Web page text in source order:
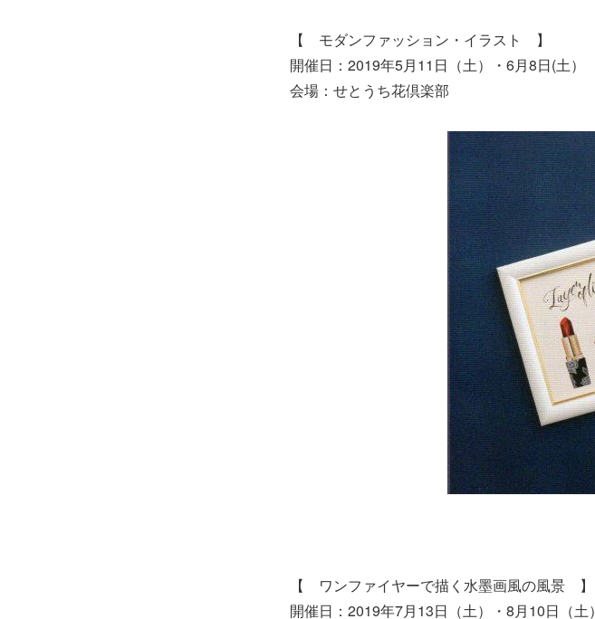
【 モダンファッション・イラスト 】
開催日：2019年5月11日（土）・6月8日(土）
会場：せとうち花倶楽部
【 ワンファイヤーで描く水墨画風の風景 】
開催日：2019年7月13日（土）・8月10日（土）